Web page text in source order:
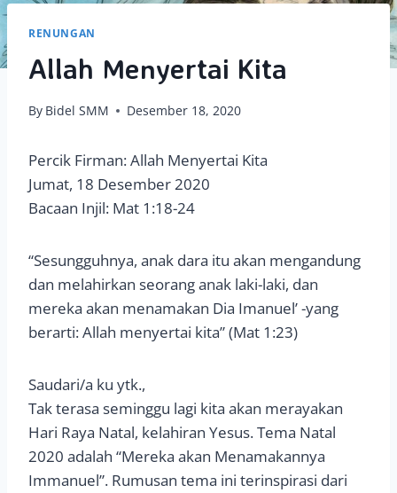
RENUNGAN
Allah Menyertai Kita
By Bidel SMM Desember 18, 2020
Percik Firman: Allah Menyertai Kita
Jumat, 18 Desember 2020
Bacaan Injil: Mat 1:18-24
“Sesungguhnya, anak dara itu akan mengandung
dan melahirkan seorang anak laki-laki, dan
mereka akan menamakan Dia Imanuel’ -yang
berarti: Allah menyertai kita” (Mat 1:23)
Saudari/a ku ytk.,
Tak terasa seminggu lagi kita akan merayakan
Hari Raya Natal, kelahiran Yesus. Tema Natal
2020 adalah “Mereka akan Menamakannya
Immanuel”. Rumusan tema ini terinspirasi dari